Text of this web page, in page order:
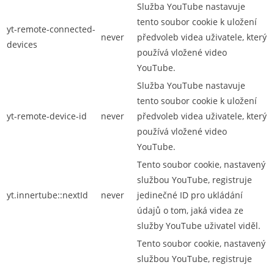
yt-remote-connected-
devices
never
Služba YouTube nastavuje
tento soubor cookie k uložení
předvoleb videa uživatele, který
používá vložené video
YouTube.
yt-remote-device-id never
Služba YouTube nastavuje
tento soubor cookie k uložení
předvoleb videa uživatele, který
používá vložené video
YouTube.
yt.innertube::nextId never
Tento soubor cookie, nastavený
službou YouTube, registruje
jedinečné ID pro ukládání
údajů o tom, jaká videa ze
služby YouTube uživatel viděl.
Tento soubor cookie, nastavený
službou YouTube, registruje